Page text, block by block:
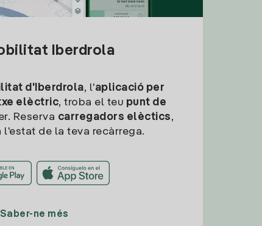
Iberdrola
d'Iberdrola, l'aplicació per
elèctric, troba el teu punt de
Reserva carregadors elèctics,
de la teva recàrrega.
Saber-ne més